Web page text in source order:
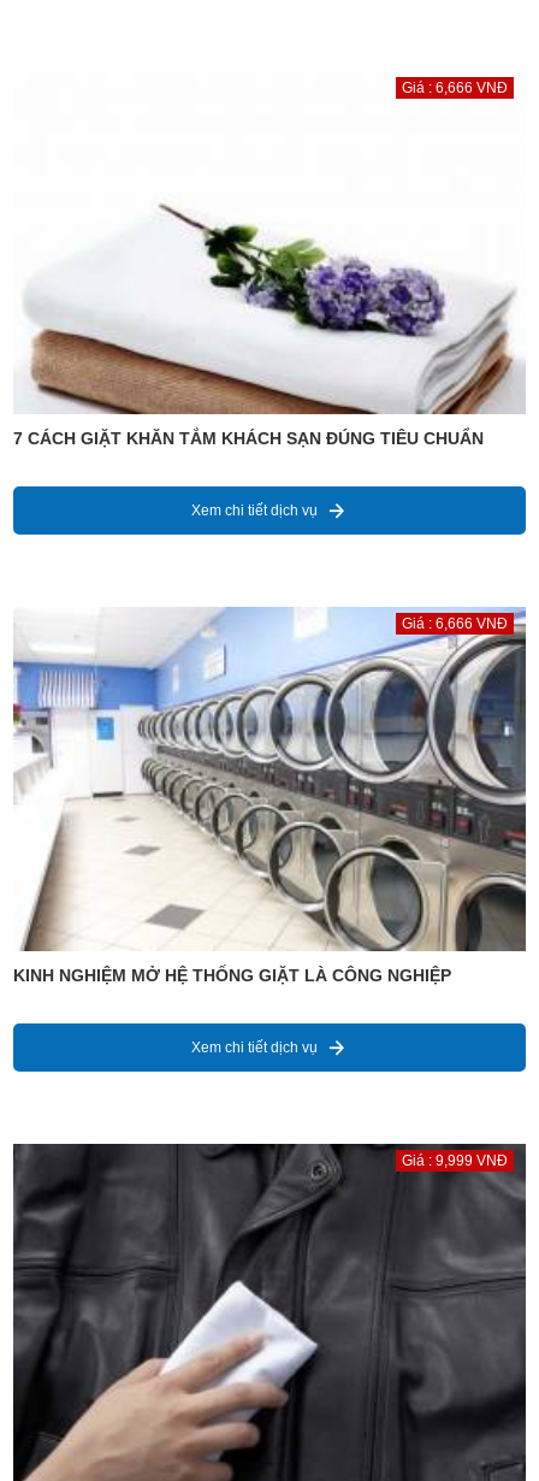
Giá : 6,666 VNĐ
7 CÁCH GIẶT KHĂN TẮM KHÁCH SẠN ĐÚNG TIÊU CHUẨN
Xem chi tiết dịch vụ
Giá : 6,666 VNĐ
KINH NGHIỆM MỞ HỆ THỐNG GIẶT LÀ CÔNG NGHIỆP
Xem chi tiết dịch vụ
Giá : 9,999 VNĐ